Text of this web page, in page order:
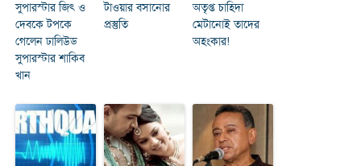
সুপারস্টার জিৎ ও
দেবকে টপকে
গেলেন ঢালিউড
সুপারস্টার শাকিব
খান
টাওয়ার বসানোর
প্রস্তুতি
অতৃপ্ত চাহিদা
মেটানোই তাদের
অহংকার!